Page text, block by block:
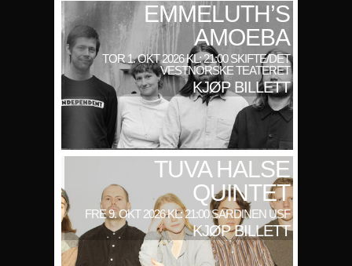
EMMELUTH’S
AMOEBA
TOR 1. OKT 2026 KL: 21:00 SKIFTE/DET
VESTNORSKE TEATERET
KJØP BILLETT
TUVA HALSE
QUINTET
FRE 9. OKT 2026 KL: 21:00 SARDINEN USF
KJØP BILLETT